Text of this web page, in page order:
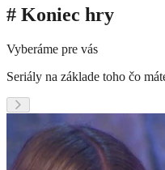
# Koniec hry
Vyberáme pre vás
Seriály na základe toho čo